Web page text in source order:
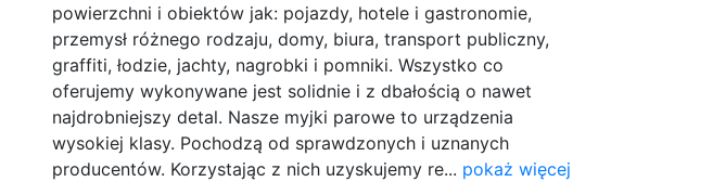
powierzchni i obiektów jak: pojazdy, hotele i gastronomie,
przemysł różnego rodzaju, domy, biura, transport publiczny,
graffiti, łodzie, jachty, nagrobki i pomniki. Wszystko co
oferujemy wykonywane jest solidnie i z dbałością o nawet
najdrobniejszy detal. Nasze myjki parowe to urządzenia
wysokiej klasy. Pochodzą od sprawdzonych i uznanych
producentów. Korzystając z nich uzyskujemy re... pokaż więcej